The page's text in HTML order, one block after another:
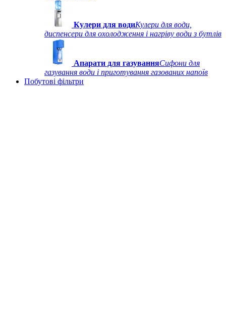
Кулери для водиКулери для води,
диспенсери для охолодження і нагріву води з бутлів
Апарати для газуванняСифони для
газування води і приготування газованих напоїв
Побутові фільтри